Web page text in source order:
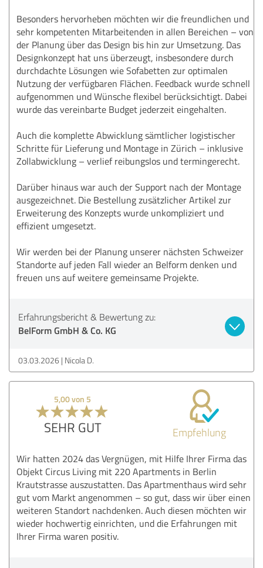
Besonders hervorheben möchten wir die freundlichen und
sehr kompetenten Mitarbeitenden in allen Bereichen – von
der Planung über das Design bis hin zur Umsetzung. Das
Designkonzept hat uns überzeugt, insbesondere durch
durchdachte Lösungen wie Sofabetten zur optimalen
Nutzung der verfügbaren Flächen. Feedback wurde schnell
aufgenommen und Wünsche flexibel berücksichtigt. Dabei
wurde das vereinbarte Budget jederzeit eingehalten.
Auch die komplette Abwicklung sämtlicher logistischer
Schritte für Lieferung und Montage in Zürich – inklusive
Zollabwicklung – verlief reibungslos und termingerecht.
Darüber hinaus war auch der Support nach der Montage
ausgezeichnet. Die Bestellung zusätzlicher Artikel zur
Erweiterung des Konzepts wurde unkompliziert und
effizient umgesetzt.
Wir werden bei der Planung unserer nächsten Schweizer
Standorte auf jeden Fall wieder an Belform denken und
freuen uns auf weitere gemeinsame Projekte.
Erfahrungsbericht & Bewertung zu:
BelForm GmbH & Co. KG
03.03.2026 Nicola D.
5,00 von 5
SEHR GUT Empfehlung
Wir hatten 2024 das Vergnügen, mit Hilfe Ihrer Firma das
Objekt Circus Living mit 220 Apartments in Berlin
Krautstrasse auszustatten. Das Apartmenthaus wird sehr
gut vom Markt angenommen – so gut, dass wir über einen
weiteren Standort nachdenken. Auch diesen möchten wir
wieder hochwertig einrichten, und die Erfahrungen mit
Ihrer Firma waren positiv.